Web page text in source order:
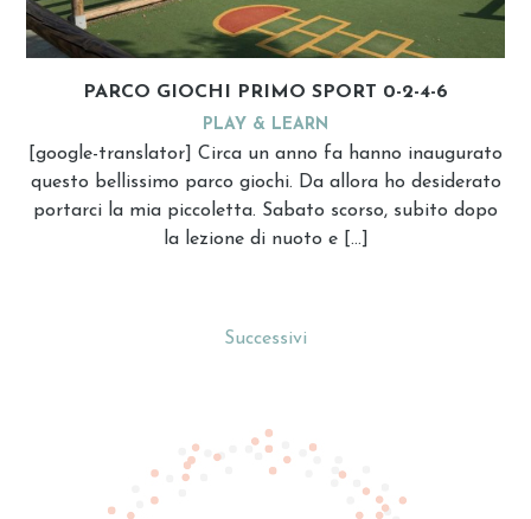
PARCO GIOCHI PRIMO SPORT 0-2-4-6
PLAY & LEARN
[google-translator] Circa un anno fa hanno inaugurato
questo bellissimo parco giochi. Da allora ho desiderato
portarci la mia piccoletta. Sabato scorso, subito dopo
la lezione di nuoto e […]
Successivi